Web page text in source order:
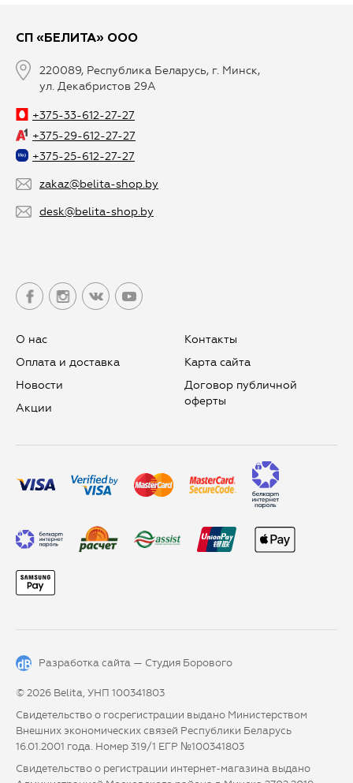
СП «БЕЛИТА» ООО
220089, Республика Беларусь, г. Минск,
ул. Декабристов 29А
+375-33-612-27-27
+375-29-612-27-27
+375-25-612-27-27
zakaz@belita-shop.by
desk@belita-shop.by
О нас
Оплата и доставка
Новости
Aкции
Контакты
Карта сайта
Договор публичной
оферты
Разработка сайта — Студия Борового
© 2026 Belita, УНП 100341803
Свидетельство о госрегистрации выдано Министерством
Внешних экономических связей Республики Беларусь
16.01.2001 года. Номер 319/1 ЕГР №100341803
Свидетельство о регистрации интернет-магазина выдано